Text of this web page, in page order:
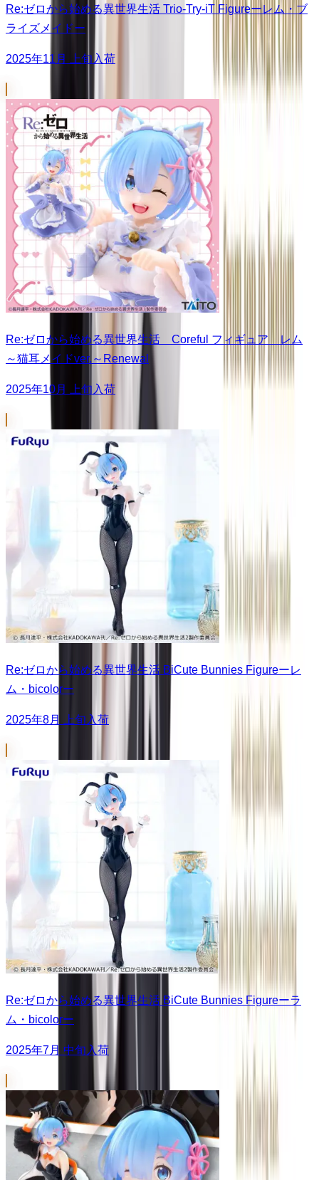
Re:ゼロから始める異世界生活 Trio-Try-iT Figureーレム・ブ
ライズメイドー
2025年11月 上旬入荷
Re:ゼロから始める異世界生活 Coreful フィギュア レム
～猫耳メイドver.～Renewal
2025年10月 上旬入荷
Re:ゼロから始める異世界生活 BiCute Bunnies Figureーレ
ム・bicolorー
2025年8月 上旬入荷
Re:ゼロから始める異世界生活 BiCute Bunnies Figureーラ
ム・bicolorー
2025年7月 中旬入荷